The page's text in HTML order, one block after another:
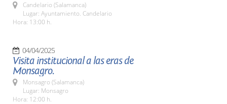
Candelario (Salamanca)
Lugar: Ayuntamiento. Candelario
Hora: 13:00 h.
04/04/2025
Visita institucional a las eras de
Monsagro.
Monsagro (Salamanca)
Lugar: Monsagro
Hora: 12:00 h.